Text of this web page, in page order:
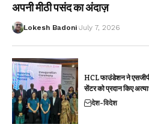
अपनी मीठी पसंद का अंदाज़
Lokesh Badoni July 7, 2026
HCL फाउंडेशन ने
सेंटर को प्रदान किए
देश-विदेश